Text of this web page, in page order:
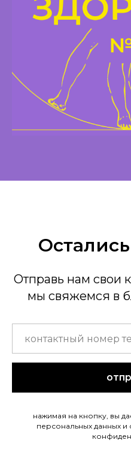
Отправь нам свои
мы свяжемся в
нажимая на кнопку, вы
персональных данных и